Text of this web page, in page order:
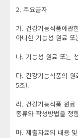
2. 주요골자
가. 건강기능식품에관
아니한 기능성 원료
나. 기능성 원료 또는
다. 건강기능식품의
5조).
라. 건강기능식품 원
종류와 작성방법을 정
마. 제출자료의 내용